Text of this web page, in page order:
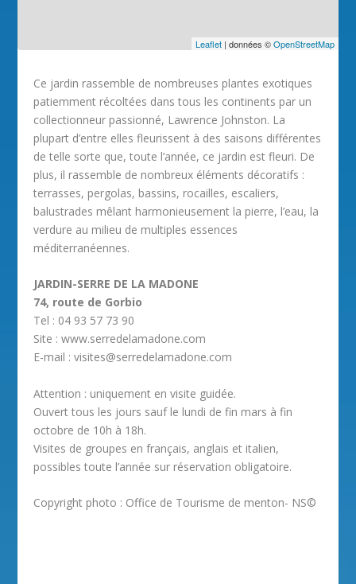
Leaflet| données ©OpenStreetMap
Ce jardin rassemble de nombreuses plantes exotiques
patiemment récoltées dans tous les continents par un
collectionneur passionné, Lawrence Johnston. La
plupart d’entre elles fleurissent à des saisons différentes
de telle sorte que, toute l’année, ce jardin est fleuri. De
plus, il rassemble de nombreux éléments décoratifs :
terrasses, pergolas, bassins, rocailles, escaliers,
balustrades mêlant harmonieusement la pierre, l’eau, la
verdure au milieu de multiples essences
méditerranéennes.
JARDIN-SERRE DE LA MADONE
74, route de Gorbio
Tel : 04 93 57 73 90
Site : www.serredelamadone.com
E-mail : visites@serredelamadone.com
Attention : uniquement en visite guidée.
Ouvert tous les jours sauf le lundi de fin mars à fin
octobre de 10h à 18h.
Visites de groupes en français, anglais et italien,
possibles toute l’année sur réservation obligatoire.
Copyright photo : Office de Tourisme de menton- NS©